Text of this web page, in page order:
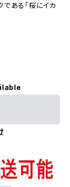
ある「桜にイカ